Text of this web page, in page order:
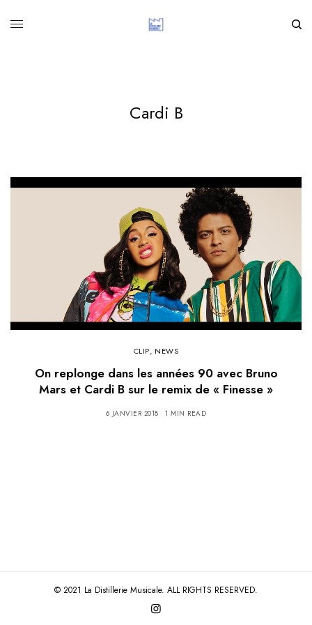
Cardi B
CLIP, NEWS
On replonge dans les années 90 avec Bruno
Mars et Cardi B sur le remix de « Finesse »
6 JANVIER 2018 1 MIN READ
© 2021 La Distillerie Musicale. ALL RIGHTS RESERVED.